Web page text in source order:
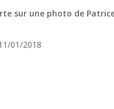
sur une photo de
01/2018